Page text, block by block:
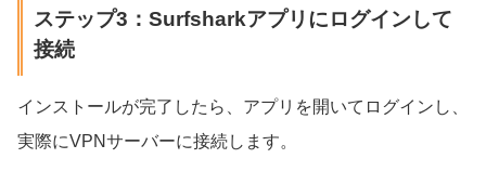
ステップ3：Surfsharkアプリにログインして
接続
インストールが完了したら、アプリを開いてログインし、
実際にVPNサーバーに接続します。